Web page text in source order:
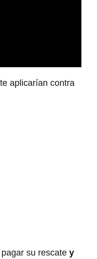
aplicarían contra
su rescate y